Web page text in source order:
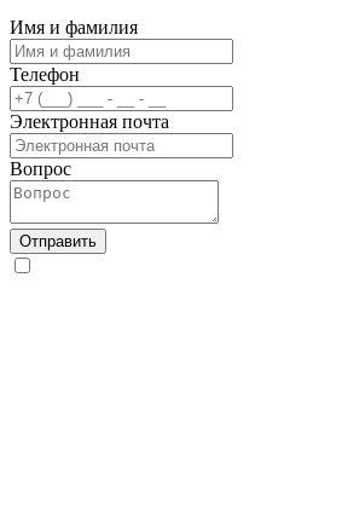
Имя и фамилия
Телефон
Электронная почта
Вопрос
Отправить